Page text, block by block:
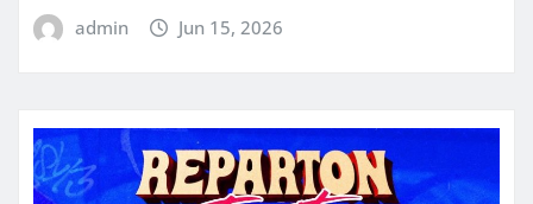
admin Jun 15, 2026